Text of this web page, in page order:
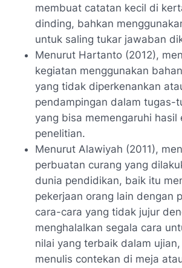
membuat catatan kecil di
dinding, bahkan
untuk saling tukar jawaban
Menurut Hartanto (2012),
kegiatan menggunakan
yang tidak diperkenankan
pendampingan dalam tugas-
yang bisa memengaruhi hasil
penelitian.
Menurut Alawiyah (2011),
perbuatan curang yang
dunia pendidikan, baik itu
pekerjaan orang lain dengan
cara-cara yang tidak jujur
menghalalkan segala cara
nilai yang terbaik dalam
menulis contekan di meja